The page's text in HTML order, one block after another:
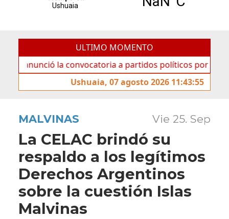
ULTIMO MOMENTO
la convocatoria a partidos políticos por «ficha limpia»
Ushuaia, 07 agosto 2026 11:43:55
MALVINAS Vie 25. Sep
La CELAC brindó su
respaldo a los legítimos
Derechos Argentinos
sobre la cuestión Islas
Malvinas